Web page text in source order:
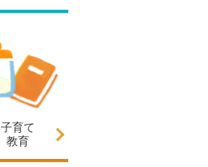
子育て
教育